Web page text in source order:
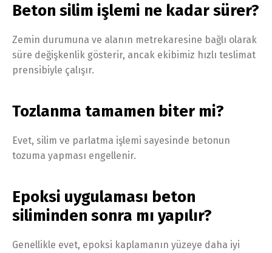
Beton silim işlemi ne kadar sürer?
Zemin durumuna ve alanın metrekaresine bağlı olarak
süre değişkenlik gösterir, ancak ekibimiz hızlı teslimat
prensibiyle çalışır.
Tozlanma tamamen biter mi?
Evet, silim ve parlatma işlemi sayesinde betonun
tozuma yapması engellenir.
Epoksi uygulaması beton
siliminden sonra mı yapılır?
Genellikle evet, epoksi kaplamanın yüzeye daha iyi